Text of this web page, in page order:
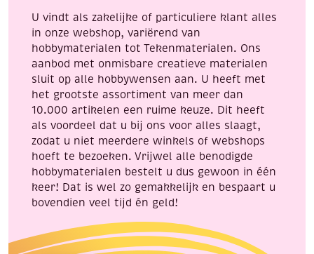
U vindt als zakelijke of particuliere klant alles
in onze webshop, variërend van
hobbymaterialen tot Tekenmaterialen. Ons
aanbod met onmisbare creatieve materialen
sluit op alle hobbywensen aan. U heeft met
het grootste assortiment van meer dan
10.000 artikelen een ruime keuze. Dit heeft
als voordeel dat u bij ons voor alles slaagt,
zodat u niet meerdere winkels of webshops
hoeft te bezoeken. Vrijwel alle benodigde
hobbymaterialen bestelt u dus gewoon in één
keer! Dat is wel zo gemakkelijk en bespaart u
bovendien veel tijd én geld!